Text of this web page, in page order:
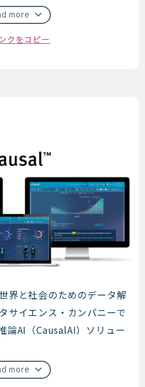
more
クをコピー
界と社会のためのデータ解
サイエンス・カンパニーで
論AI（CausalAI）ソリュー
more